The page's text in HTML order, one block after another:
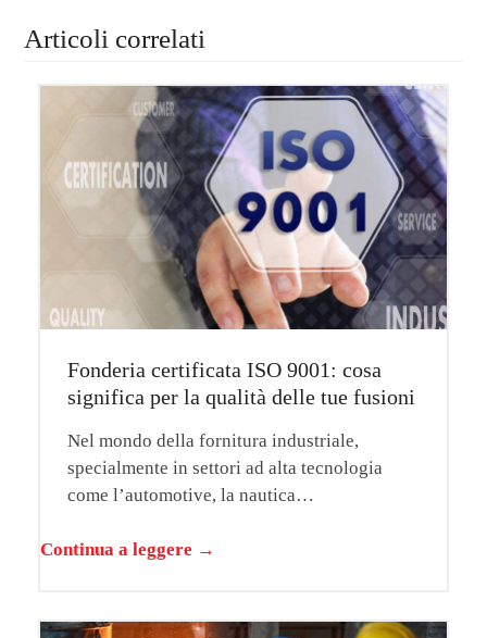
Articoli correlati
Fonderia certificata ISO 9001: cosa
significa per la qualità delle tue fusioni
Nel mondo della fornitura industriale,
specialmente in settori ad alta tecnologia
come l’automotive, la nautica…
Continua a leggere →